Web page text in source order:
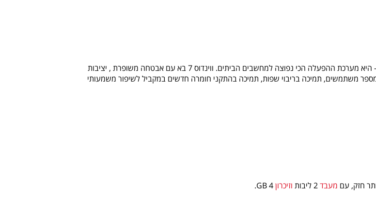
Windows 7 Home Premium - היא מערכת ההפעלה הכי נפוצה למחשבים הביתים. ווינדוס 7 בא עם אבטחה משופרת , יציבות
משתמשים, תמיכה בריבוי שפות, תמיכה בהתקני חומרה חדשים במקביל לשיפור משמעותי
מעבד וזיכרון